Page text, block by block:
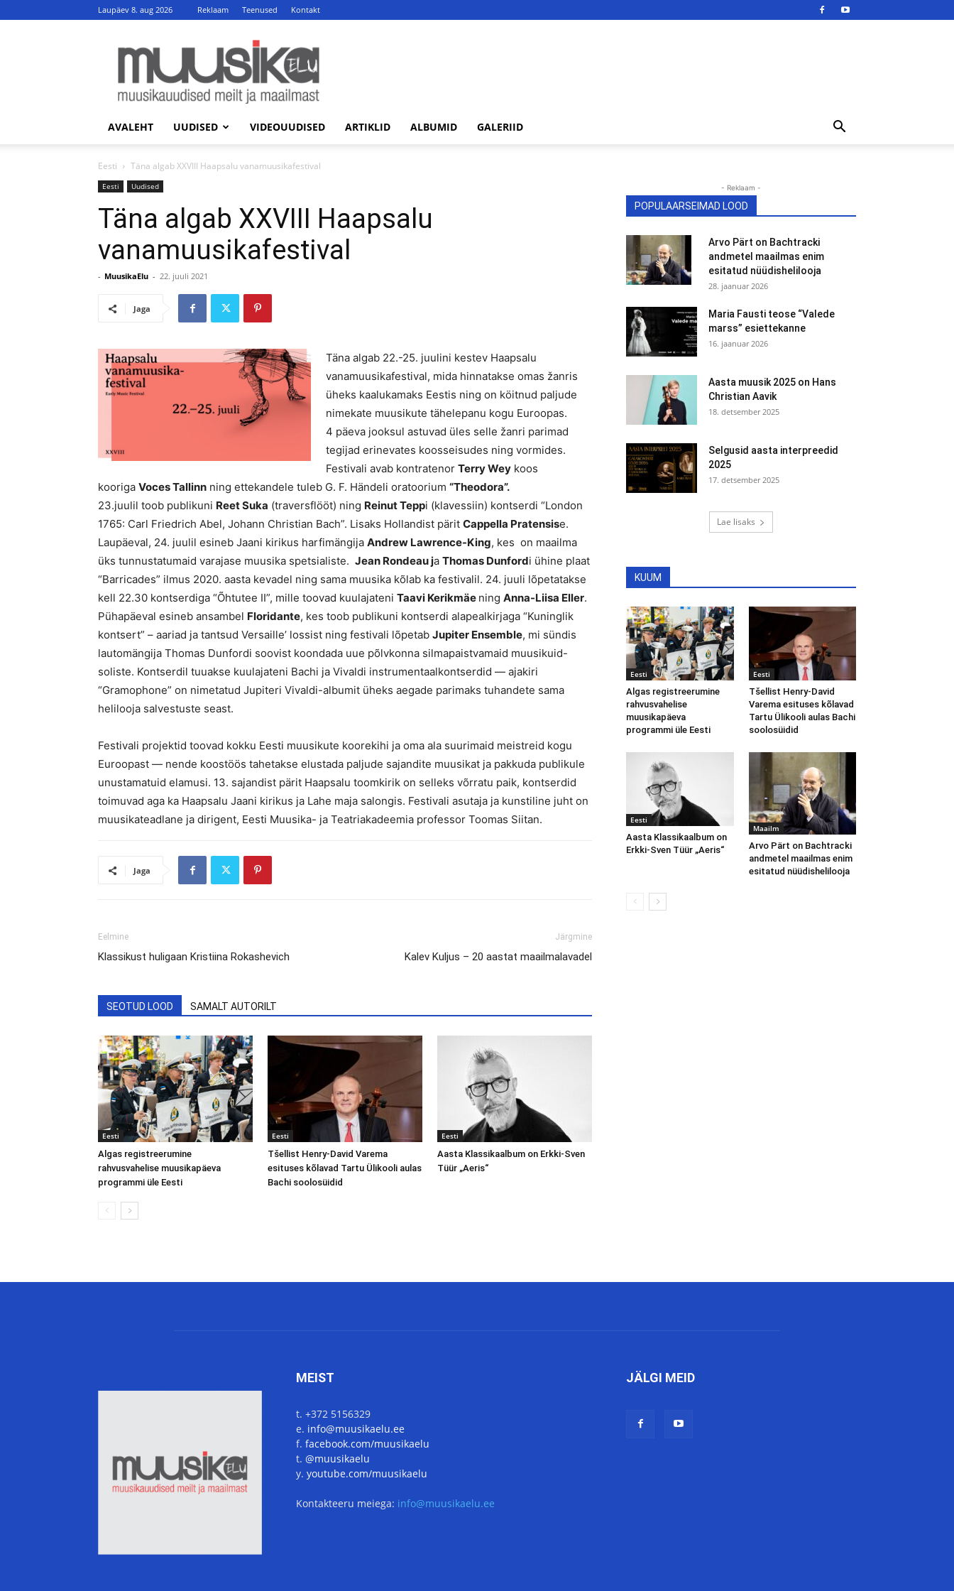
Laupäev 8. aug 2026 Reklaam Teenused Kontakt
MuusikaElu
AVALEHT UUDISED VIDEOUUDISED ARTIKLID ALBUMID GALERIID
Eesti Täna algab XXVIII Haapsalu vanamuusikafestival
Eesti Uudised
Täna algab XXVIII Haapsalu
vanamuusikafestival
- MuusikaElu - 22. juuli 2021
Jaga
Täna algab 22.-25. juulini kestev Haapsalu
vanamuusikafestival, mida hinnatakse omas žanris
üheks kaalukamaks Eestis ning on köitnud paljude
nimekate muusikute tähelepanu kogu Euroopas.
4 päeva jooksul astuvad üles selle žanri parimad
tegijad erinevates koosseisudes ning vormides.
Festivali avab kontratenor Terry Wey koos
kooriga Voces Tallinn ning ettekandele tuleb G. F. Händeli oratoorium “Theodora”.
23.juulil toob publikuni Reet Suka (traversflööt) ning Reinut Teppi (klavessiin) kontserdi “London
1765: Carl Friedrich Abel, Johann Christian Bach”. Lisaks Hollandist pärit Cappella Pratensise.
Laupäeval, 24. juulil esineb Jaani kirikus harfimängija Andrew Lawrence-King, kes on maailma
üks tunnustatumaid varajase muusika spetsialiste. Jean Rondeau ja Thomas Dunfordi ühine plaat
“Barricades” ilmus 2020. aasta kevadel ning sama muusika kõlab ka festivalil. 24. juuli lõpetatakse
kell 22.30 kontserdiga “Õhtutee II”, mille toovad kuulajateni Taavi Kerikmäe ning Anna-Liisa Eller.
Pühapäeval esineb ansambel Floridante, kes toob publikuni kontserdi alapealkirjaga “Kuninglik
kontsert” – aariad ja tantsud Versaille’ lossist ning festivali lõpetab Jupiter Ensemble, mi sündis
lautomängija Thomas Dunfordi soovist koondada uue põlvkonna silmapaistvamaid muusikuid-
soliste. Kontserdil tuuakse kuulajateni Bachi ja Vivaldi instrumentaalkontserdid — ajakiri
“Gramophone” on nimetatud Jupiteri Vivaldi-albumit üheks aegade parimaks tuhandete sama
helilooja salvestuste seast.
Festivali projektid toovad kokku Eesti muusikute koorekihi ja oma ala suurimaid meistreid kogu
Euroopast — nende koostöös tahetakse elustada paljude sajandite muusikat ja pakkuda publikule
unustamatuid elamusi. 13. sajandist pärit Haapsalu toomkirik on selleks võrratu paik, kontserdid
toimuvad aga ka Haapsalu Jaani kirikus ja Lahe maja salongis. Festivali asutaja ja kunstiline juht on
muusikateadlane ja dirigent, Eesti Muusika- ja Teatriakadeemia professor Toomas Siitan.
Jaga
Eelmine
Klassikust huligaan Kristiina Rokashevich
Järgmine
Kalev Kuljus – 20 aastat maailmalavadel
SEOTUD LOOD SAMALT AUTORILT
Eesti
Algas registreerumine
rahvusvahelise muusikapäeva
programmi üle Eesti
Eesti
Tšellist Henry-David Varema
esituses kõlavad Tartu Ülikooli aulas
Bachi soolosüidid
Eesti
Aasta Klassikaalbum on Erkki-Sven
Tüür „Aeris“
- Reklaam -
POPULAARSEIMAD LOOD
Arvo Pärt on Bachtracki
andmetel maailmas enim
esitatud nüüdishelilooja
28. jaanuar 2026
Maria Fausti teose “Valede
marss” esiettekanne
16. jaanuar 2026
Aasta muusik 2025 on Hans
Christian Aavik
18. detsember 2025
Selgusid aasta interpreedid
2025
17. detsember 2025
Lae lisaks
KUUM
Eesti
Algas registreerumine
rahvusvahelise
muusikapäeva
programmi üle Eesti
Eesti
Tšellist Henry-David
Varema esituses kõlavad
Tartu Ülikooli aulas Bachi
soolosüidid
Eesti
Aasta Klassikaalbum on
Erkki-Sven Tüür „Aeris“
Maailm
Arvo Pärt on Bachtracki
andmetel maailmas enim
esitatud nüüdishelilooja
MEIST
t. +372 5156329
e. info@muusikaelu.ee
f. facebook.com/muusikaelu
t. @muusikaelu
y. youtube.com/muusikaelu
Kontakteeru meiega: info@muusikaelu.ee
JÄLGI MEID